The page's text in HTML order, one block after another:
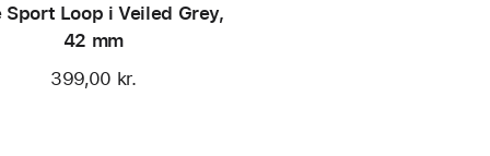
Sport Loop i Veiled Grey,
42 mm
399,00 kr.